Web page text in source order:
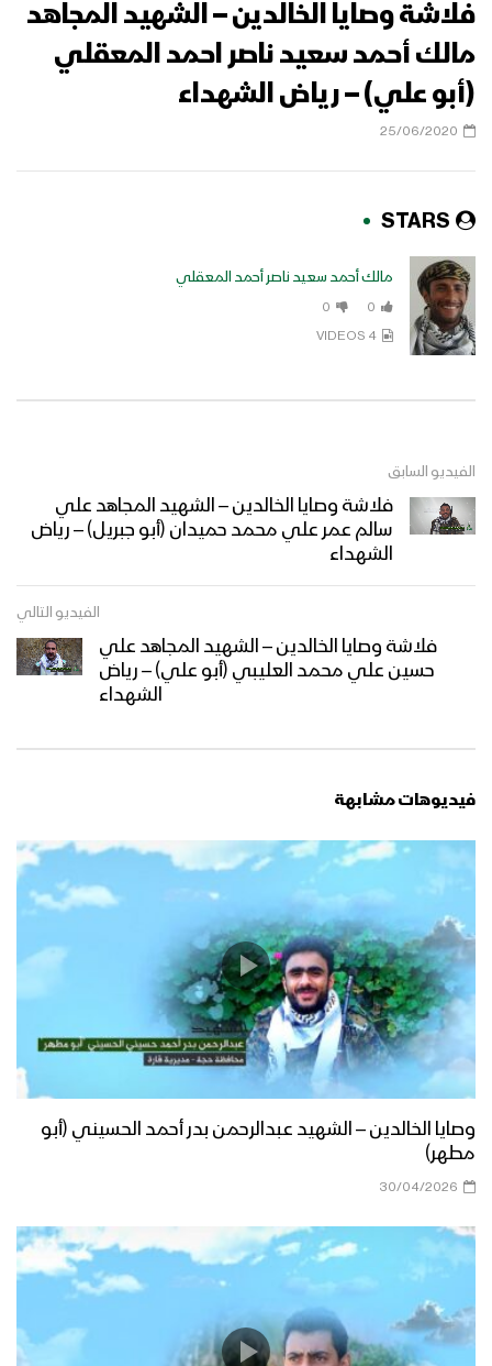
فلاشة وصايا الخالدين – الشهيد المجاهد
مالك أحمد سعيد ناصر احمد المعقلي
(أبو علي) – رياض الشهداء
25/06/2020
STARS
مالك أحمد سعيد ناصر أحمد المعقلي
0
0
4 VIDEOS
الفيديو السابق
فلاشة وصايا الخالدين – الشهيد المجاهد علي
سالم عمر علي محمد حميدان (أبو جبريل) – رياض
الشهداء
الفيديو التالي
فلاشة وصايا الخالدين – الشهيد المجاهد علي
حسين علي محمد العليبي (أبو علي) – رياض
الشهداء
فيديوهات مشابهة
وصايا الخالدين – الشهيد عبدالرحمن بدر أحمد الحسيني (أبو
مطهر)
30/04/2026